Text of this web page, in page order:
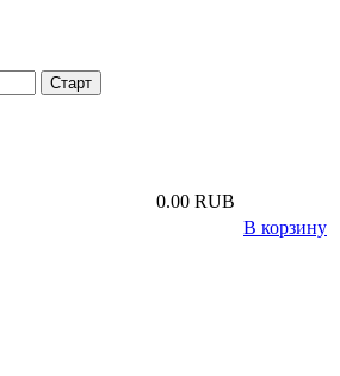
0.00 RUB
В корзину